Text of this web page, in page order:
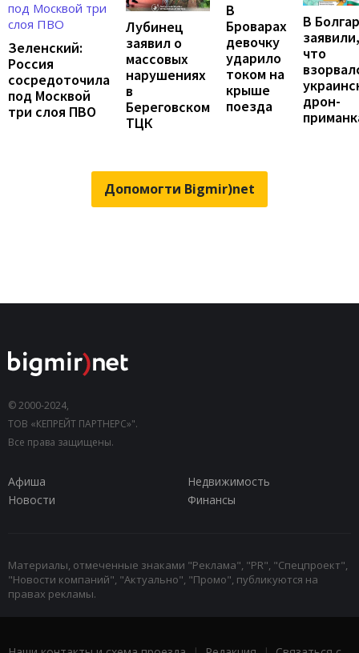
Зеленский:
Россия
сосредоточила
под Москвой
три слоя ПВО
Лубинец
заявил о
массовых
нарушениях
в
Береговском
ТЦК
В
Броварах
девочку
ударило
током на
крыше
поезда
В
заявили,
что
дрон-
Допомогти Bigmir)net
© 2000-2024,
ТОВ «КЕПРЕЙТ ПАРТНЕРС»".
Все права защищены.
Афиша
Недвижимость
Новости
Финансы
Материалы, отмеченные знаками "Реклама", "PR", "Спецпроект",
"Новости компаний", "Актуально", "Промо", публикуются на
правах рекламы.